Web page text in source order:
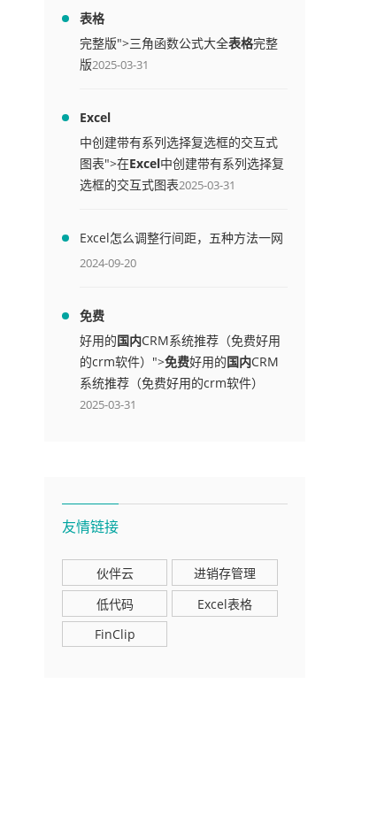
表格
完整版">三角函数公式大全表格完整
版2025-03-31
Excel
中创建带有系列选择复选框的交互式
图表">在Excel中创建带有系列选择复
选框的交互式图表2025-03-31
Excel怎么调整行间距，五种方法一网
打尽
2024-09-20
免费
好用的国内CRM系统推荐（免费好用
的crm软件）">免费好用的国内CRM
系统推荐（免费好用的crm软件）
2025-03-31
友情链接
伙伴云
进销存管理
低代码
Excel表格
FinClip